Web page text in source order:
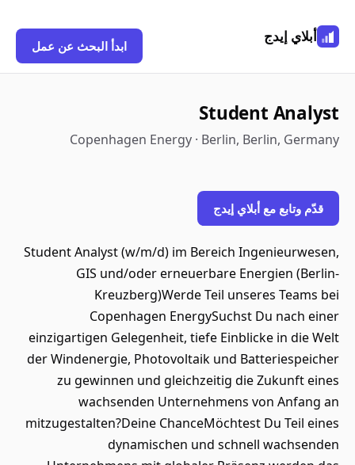
أبلاي إيدج
ابدأ البحث عن عمل
Student Analyst
Copenhagen Energy · Berlin, Berlin, Germany
قدّم وتابع مع أبلاي إيدج
Student Analyst (w/m/d) im Bereich Ingenieurwesen,
GIS und/oder erneuerbare Energien (Berlin-
Kreuzberg)Werde Teil unseres Teams bei
Copenhagen EnergySuchst Du nach einer
einzigartigen Gelegenheit, tiefe Einblicke in die Welt
der Windenergie, Photovoltaik und Batteriespeicher
zu gewinnen und gleichzeitig die Zukunft eines
wachsenden Unternehmens von Anfang an
mitzugestalten?Deine ChanceMöchtest Du Teil eines
dynamischen und schnell wachsenden